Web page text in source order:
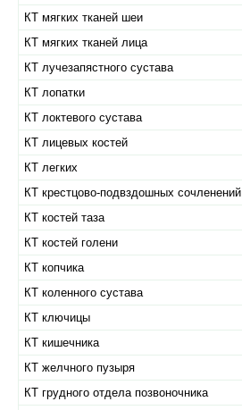
КТ мягких тканей шеи
КТ мягких тканей лица
КТ лучезапястного сустава
КТ лопатки
КТ локтевого сустава
КТ лицевых костей
КТ легких
КТ крестцово-подвздошных сочленений
КТ костей таза
КТ костей голени
КТ копчика
КТ коленного сустава
КТ ключицы
КТ кишечника
КТ желчного пузыря
КТ грудного отдела позвоночника